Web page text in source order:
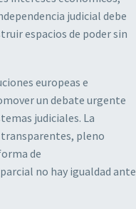
judicial debe
espacios de poder sin
europeas e
un debate urgente
judiciales. La
pleno
de
no hay igualdad ante